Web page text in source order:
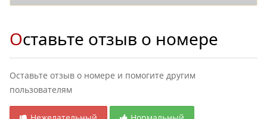
Оставьте отзыв о номере
Оставьте отзыв о номере и помогите другим
пользователям